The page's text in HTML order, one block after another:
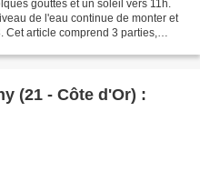
gouttes et un soleil vers 11h.
de l'eau continue de monter et
article comprend 3 parties,
(21 - Côte d'Or) :